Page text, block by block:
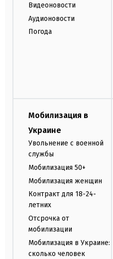
Видеоновости
Аудионовости
Погода
Мобилизация в
Украине
Увольнение с военной
службы
Мобилизация 50+
Мобилизация женщин
Контракт для 18-24-
летних
Отсрочка от
мобилизации
Мобилизация в Украине:
сколько человек